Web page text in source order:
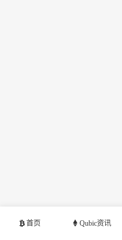
首页 Qubic资讯